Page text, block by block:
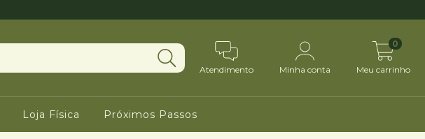
Atendimento Minha conta Meu carrinho
0
Loja Física Próximos Passos